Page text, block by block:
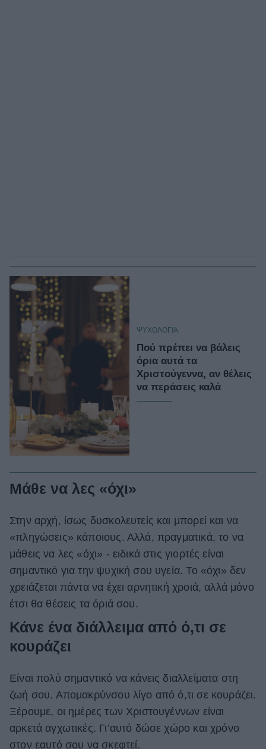
ΨΥΧΟΛΟΓΙΑ
Πού πρέπει να βάλεις
όρια αυτά τα
Χριστούγεννα, αν θέλεις
να περάσεις καλά
Μάθε να λες «όχι»
Στην αρχή, ίσως δυσκολευτείς και μπορεί και να
«πληγώσεις» κάποιους. Αλλά, πραγματικά, το να
μάθεις να λες «όχι» - ειδικά στις γιορτές είναι
σημαντικό για την ψυχική σου υγεία. Το «όχι» δεν
χρειάζεται πάντα να έχει αρνητική χροιά, αλλά μόνο
έτσι θα θέσεις τα όριά σου.
Κάνε ένα διάλλειμα από ό,τι σε
κουράζει
Είναι πολύ σημαντικό να κάνεις διαλλείματα στη
ζωή σου. Απομακρύνσου λίγο από ό,τι σε κουράζει.
Ξέρουμε, οι ημέρες των Χριστουγέννων είναι
αρκετά αγχωτικές. Γι’αυτό δώσε χώρο και χρόνο
στον εαυτό σου να σκεφτεί.